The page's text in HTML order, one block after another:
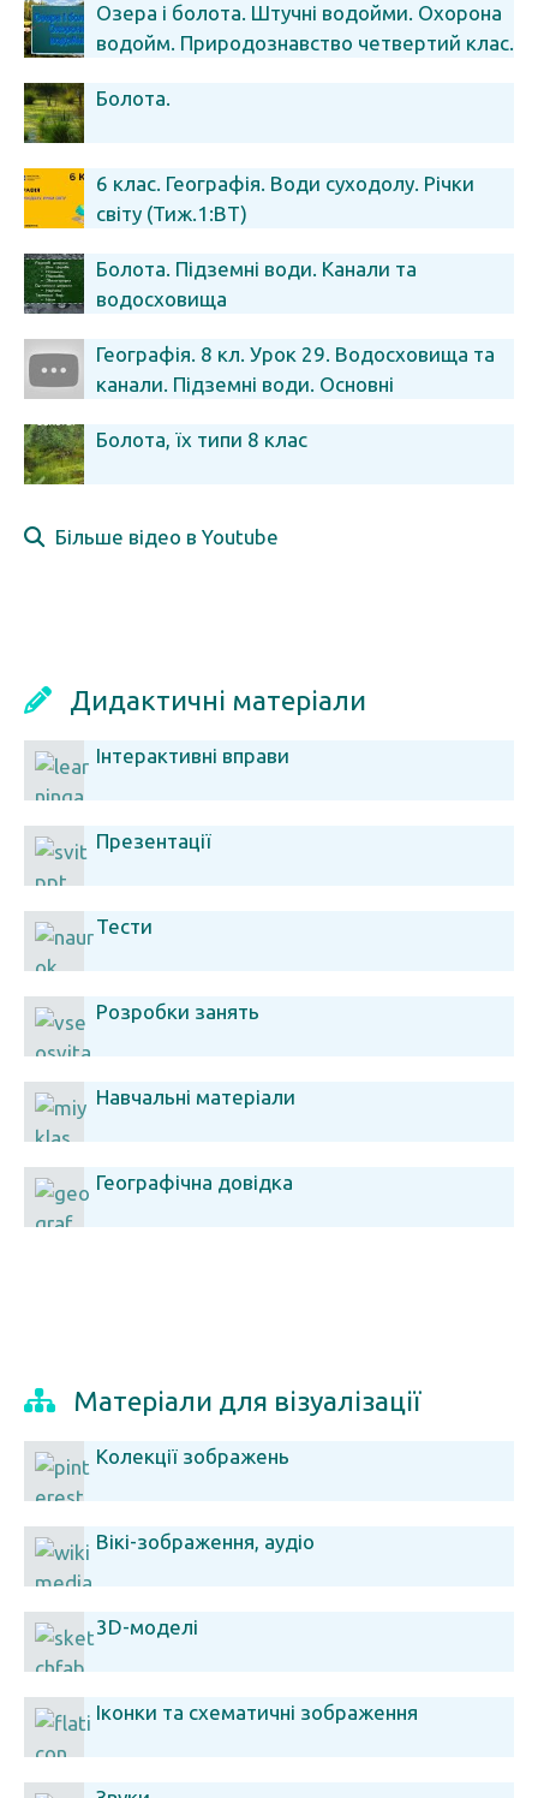
Озера і болота. Штучні водойми. Охорона
водойм. Природознавство четвертий клас.
Болота.
6 клас. Географія. Води суходолу. Річки
світу (Тиж.1:ВТ)
Болота. Підземні води. Канали та
водосховища
Географія. 8 кл. Урок 29. Водосховища та
канали. Підземні води. Основні
Болота, їх типи 8 клас
Більше відео в Youtube
Дидактичні матеріали
Інтерактивні вправи
Презентації
Тести
Розробки занять
Навчальні матеріали
Географічна довідка
Матеріали для візуалізації
Колекції зображень
Вікі-зображення, аудіо
3D-моделі
Іконки та схематичні зображення